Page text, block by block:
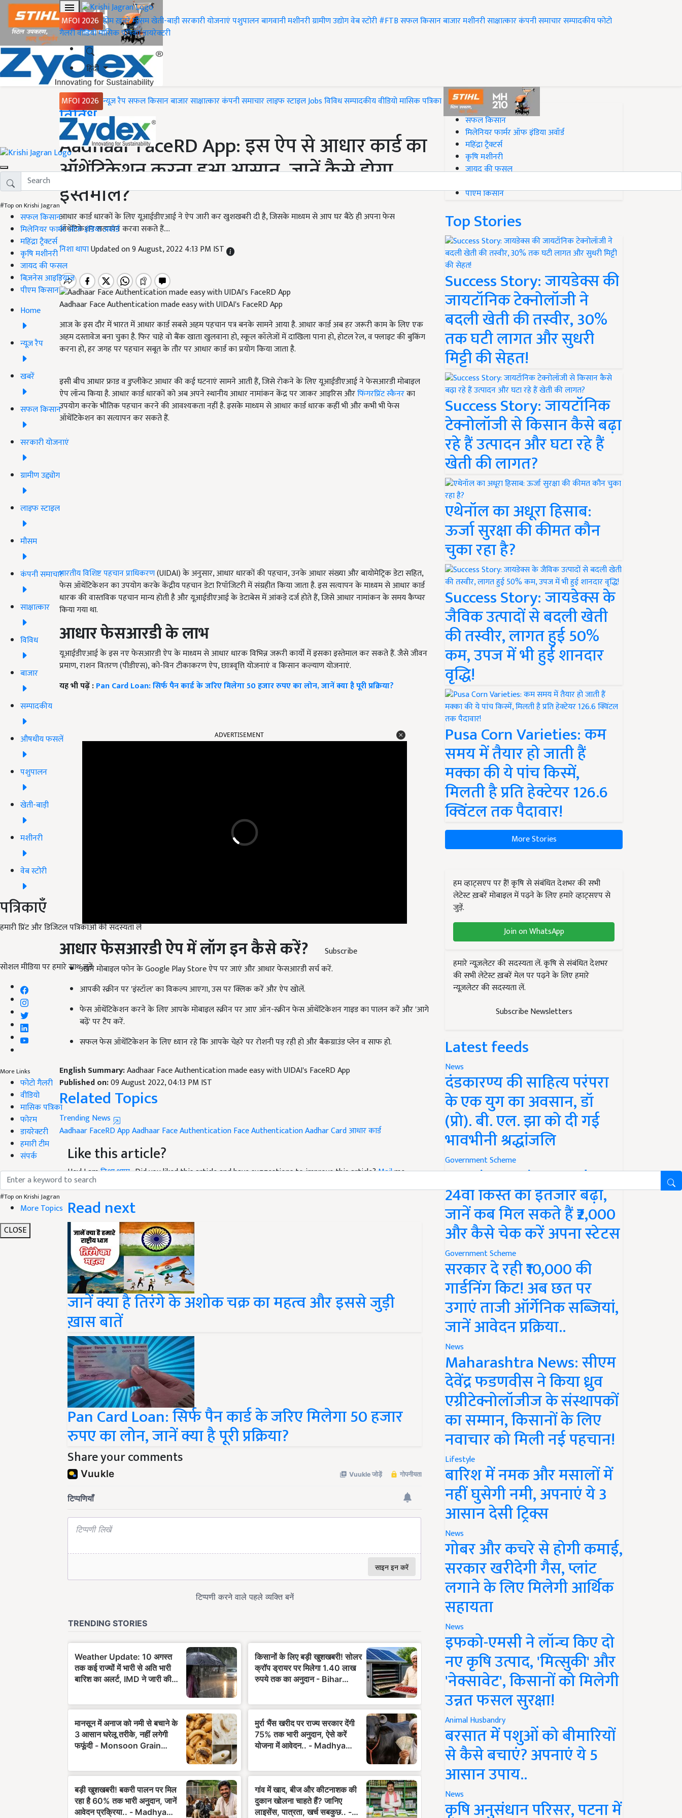
MFOI 2026 होमख़बरेंमौसमखेती-बाड़ीसरकारी योजनाएंपशुपालनबागवानीमशीनरीग्रामीण उद्योगवेब स्टोरी#FTBसफल किसानबाजारमशीनरीसाक्षात्कारकंपनी समाचारसम्पादकीयफोटो
गैलरीवीडियोमासिक पत्रिकाडायरेक्टरी
हिंदी
MFOI 2026 न्यूज़ रैपसफल किसानबाजारसाक्षात्कारकंपनी समाचारलाइफ स्टाइलJobsविविधसम्पादकीयवीडियोमासिक पत्रिका
#Top on Krishi Jagran
सफल किसान
मिलेनियर फार्मर ऑफ इंडिया अवॉर्ड
महिंद्रा ट्रैक्टर्स
कृषि मशीनरी
जायद की फसल
बिज़नेस आइडियाज
पीएम किसान
Home
न्यूज़ रैप
खबरें
सफल किसान
सरकारी योजनाएं
ग्रामीण उद्द्योग
लाइफ स्टाइल
मौसम
कंपनी समाचार
साक्षात्कार
विविध
बाजार
सम्पादकीय
औषधीय फसलें
पशुपालन
खेती-बाड़ी
मशीनरी
वेब स्टोरी
पत्रिकाएँ
हमारी प्रिंट और डिजिटल पत्रिकाओं की सदस्यता लें
Subscribe
सोशल मीडिया पर हमारे साथ जुड़ें:
More Links
फोटो गैलरी
वीडियो
मासिक पत्रिका
फोरम
डायरेक्टरी
हमारी टीम
संपर्क
#Top on Krishi Jagran
More Topics
CLOSE
Home
विविध
Aadhaar FaceRD App: इस ऐप से आधार कार्ड का
ऑथेंटिकेशन करना हुआ आसान, जानें कैसे होगा
इस्तेमाल?
आधार कार्ड धारकों के लिए यूआईडीएआई ने ऐप जारी कर खुशखबरी दी है, जिसके माध्यम से आप घर बैठे ही अपना फेस
ऑथेंटिकेशन सत्यापन करवा सकते हैं....
निशा थापाUpdated on 9 August, 2022 4:13 PM IST
Aadhaar Face Authentication made easy with UIDAI's FaceRD App
आज के इस दौर में भारत में आधार कार्ड सबसे अहम पहचान पत्र बनके सामने आया है. आधार कार्ड अब हर जरूरी काम के लिए एक
अहम दस्तावेज बना चुका है. फिर चाहे वो बैंक खाता खुलवाना हो, स्कूल कॉलेजों में दाखिला पाना हो, होटल रेल, व फ्लाइट की बुकिंग
करना हो, हर जगह पर पहचान सबूत के तौर पर आधार कार्ड का प्रयोग किया जाता है.
इसी बीच आधार फ्राड व डुप्लीकेट आधार की कई घटनाएं सामने आती हैं, जिसे रोकने के लिए यूआईडीएआई ने फेसआरडी मोबाइल
ऐप लॉन्च किया है. आधार कार्ड धारकों को अब अपने स्थानीय आधार नामांकन केंद्र पर जाकर आइरिस औरफिंगरप्रिंट स्कैनरका
उपयोग करके भौतिक पहचान करने की आवश्यकता नहीं है. इसके माध्यम से आधार कार्ड धारक कहीं भी और कभी भी फेस
ऑथेंटिकेशन का सत्यापन कर सकते हैं.
भारतीय विशिष्ट पहचान प्राधिकरण(UIDAI) के अनुसार, आधार धारकों की पहचान, उनके आधार संख्या और बायोमेट्रिक डेटा सहित,
फेस ऑथेंटिकेशन का उपयोग करके केंद्रीय पहचान डेटा रिपॉजिटरी में संग्रहीत किया जाता है. इस सत्यापन के माध्यम से आधार कार्ड
धारक की वास्तविक पहचान मान्य होती है और यूआईडीएआई के डेटाबेस में आंकड़े दर्ज होते हैं, जिसे आधार नामांकन के समय कैप्चर
किया गया था.
आधार फेसआरडी के लाभ
यूआईडीएआई के इस नए फेसआरडी ऐप के माध्यम से आधार धारक विभिन्न जरूरी कार्यों में इसका इस्तेमाल कर सकते हैं. जैसे जीवन
प्रमाण, राशन वितरण (पीडीएस), को-विन टीकाकरण ऐप, छात्रवृत्ति योजनाएं व किसान कल्याण योजनाएं.
यह भी पढ़ें :Pan Card Loan: सिर्फ पैन कार्ड के जरिए मिलेगा 50 हजार रुपए का लोन, जानें क्या है पूरी प्रक्रिया?
आधार फेसआरडी ऐप में लॉग इन कैसे करें?
अपने मोबाइल फोन के Google Play Store ऐप पर जाएं और आधार फेसआरडी सर्च करें.
आपकी स्क्रीन पर 'इंस्टॉल' का विकल्प आएगा, उस पर क्लिक करें और ऐप खोलें.
फेस ऑथेंटिकेशन करने के लिए आपके मोबाइल स्क्रीन पर आए ऑन-स्क्रीन फेस ऑथेंटिकेशन गाइड का पालन करें और 'आगे
बढ़ें' पर टैप करें.
सफल फेस ऑथेंटिकेशन के लिए ध्यान रहे कि आपके चेहरे पर रोशनी पड़ रही हो और बैकग्राउंड प्लेन व साफ हो.
Published on:09 August 2022, 04:13 PM IST
Related Topics
Trending News
Aadhaar FaceRD App
Like this article?
Hey! I amनिशा थापा . Did you liked this article and have suggestions to improve this article?
your suggestions and feedback.
Read next
जानें क्या है तिरंगे के अशोक चक्र का महत्व और इससे जुड़ी
ख़ास बातें
Pan Card Loan: सिर्फ पैन कार्ड के जरिए मिलेगा 50 हजार
रुपए का लोन, जानें क्या है पूरी प्रक्रिया?
Share your comments
#Top on Krishi Jagran
सफल किसान
मिलेनियर फार्मर ऑफ इंडिया अवॉर्ड
महिंद्रा ट्रैक्टर्स
कृषि मशीनरी
जायद की फसल
पीएम किसान
Top Stories
Success Story: जायडेक्स की
जायटॉनिक टेक्नोलॉजी ने
बदली खेती की तस्वीर, 30%
तक घटी लागत और सुधरी
मिट्टी की सेहत!
Success Story: जायटॉनिक
टेक्नोलॉजी से किसान कैसे बढ़ा
रहे हैं उत्पादन और घटा रहे हैं
खेती की लागत?
एथेनॉल का अधूरा हिसाब:
ऊर्जा सुरक्षा की कीमत कौन
चुका रहा है?
Success Story: जायडेक्स के
जैविक उत्पादों से बदली खेती
की तस्वीर, लागत हुई 50%
कम, उपज में भी हुई शानदार
वृद्धि!
Pusa Corn Varieties: कम
समय में तैयार हो जाती हैं
मक्का की ये पांच किस्में,
मिलती है प्रति हेक्टेयर 126.6
क्विंटल तक पैदावार!
More Stories
हम व्हाट्सएप पर हैं! कृषि से संबंधित देशभर की सभी
लेटेस्ट ख़बरें मोबाइल में पढ़ने के लिए हमारे व्हाट्सएप से
जुड़ें.
Join on WhatsApp
हमारे न्यूज़लेटर की सदस्यता लें. कृषि से संबंधित देशभर
की सभी लेटेस्ट ख़बरें मेल पर पढ़ने के लिए हमारे
न्यूज़लेटर की सदस्यता लें.
Subscribe Newsletters
Latest feeds
News
दंडकारण्य की साहित्य परंपरा
के एक युग का अवसान, डॉ
(प्रो). बी. एल. झा को दी गई
भावभीनी श्रद्धांजलि
Government Scheme
PM Kisan Yojana Update:
24वीं किस्त का इंतजार बढ़ा,
जानें कब मिल सकते हैं ₹2,000
और कैसे चेक करें अपना स्टेटस
Government Scheme
सरकार दे रही ₹10,000 की
गार्डनिंग किट! अब छत पर
उगाएं ताजी ऑर्गेनिक सब्जियां,
जानें आवेदन प्रक्रिया..
News
Maharashtra News: सीएम
देवेंद्र फडणवीस ने किया ध्रुव
एग्रीटेक्नोलॉजीज के संस्थापकों
का सम्मान, किसानों के लिए
नवाचार को मिली नई पहचान!
Lifestyle
बारिश में नमक और मसालों में
नहीं घुसेगी नमी, अपनाएं ये 3
आसान देसी ट्रिक्स
News
गोबर और कचरे से होगी कमाई,
सरकार खरीदेगी गैस, प्लांट
लगाने के लिए मिलेगी आर्थिक
सहायता
News
इफको-एमसी ने लॉन्च किए दो
नए कृषि उत्पाद, 'मित्सुकी' और
'नेक्सावेट', किसानों को मिलेगी
उन्नत फसल सुरक्षा!
Animal Husbandry
बरसात में पशुओं को बीमारियों
से कैसे बचाएं? अपनाएं ये 5
आसान उपाय..
News
कृषि अनुसंधान परिसर, पटना में